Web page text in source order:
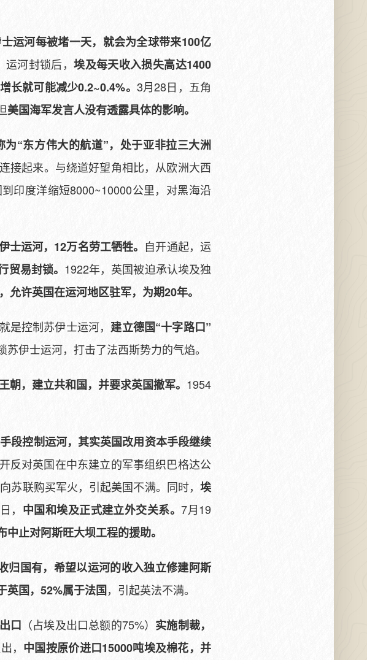
运河每被堵一天，就会为全球带来100亿
运河封锁后，埃及每天收入损失高达1400
长就可能减少0.2~0.4%。 3月28日，五角
美国海军发言人没有透露具体的影响。
“东方伟大的航道”，处于亚非拉三大洲
接起来。与绕道好望角相比，从欧洲大西
印度洋缩短8000~10000公里，对黑海沿
运河，12万名劳工牺牲。 自开通起，运
易封锁。 1922年，英国被迫承认埃及独
许英国在运河地区驻军，为期20年。
是控制苏伊士运河， 建立德国“十字路口”
苏伊士运河，打击了法西斯势力的气焰。
，建立共和国，并要求英国撤军。 1954
段控制运河，其实英国改用资本手段继续
反对英国在中东建立的军事组织巴格达公
联购买军火，引起美国不满。同时， 埃
， 中国和埃及正式建立外交关系。7月19
止对阿斯旺大坝工程的援助。
归国有，希望以运河的收入独立修建阿斯
英国，52%属于法国，引起英法不满。
口 （占埃及出口总额的75%） 实施制裁，
， 中国按原价进口15000吨埃及棉花，并